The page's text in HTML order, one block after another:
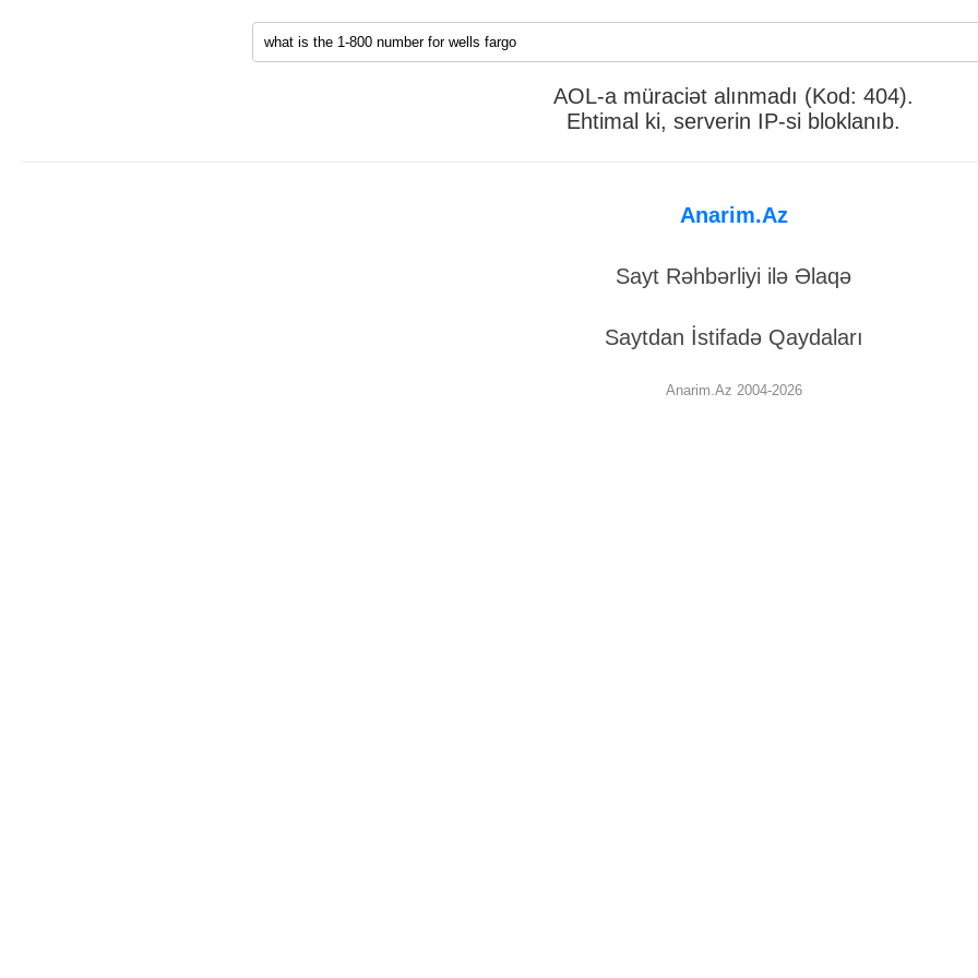
AOL-a müraciət alınmadı (Kod: 404).
Ehtimal ki, serverin IP-si bloklanıb.
Anarim.Az
Sayt Rəhbərliyi ilə Əlaqə
Saytdan İstifadə Qaydaları
Anarim.Az 2004-2026